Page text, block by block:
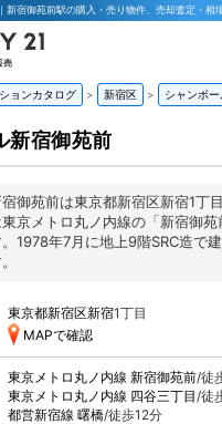
ョンカタログ 新宿区 シャンボ
新宿御苑前
御苑前は東京都新宿区新宿1丁
京メトロ丸ノ内線の「新宿御
1978年7月に地上9階SRC造で
東京都新宿区新宿1丁目
MAPで確認
東京メトロ丸ノ内線新宿御苑前/徒
東京メトロ丸ノ内線 四谷三丁目 /徒
都営新宿線曙橋/徒歩12分